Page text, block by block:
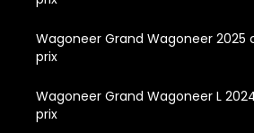
Wagoneer Grand Wagoneer
prix
Wagoneer Grand Wagoneer L
prix